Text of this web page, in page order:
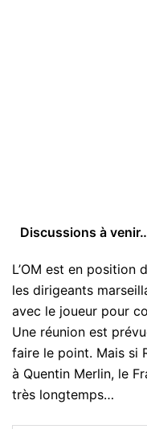
Discussions à
L’OM est en position
les dirigeants
avec le joueur pour
Une réunion est
faire le point. Mais si
à Quentin Merlin, le
très longtemps…